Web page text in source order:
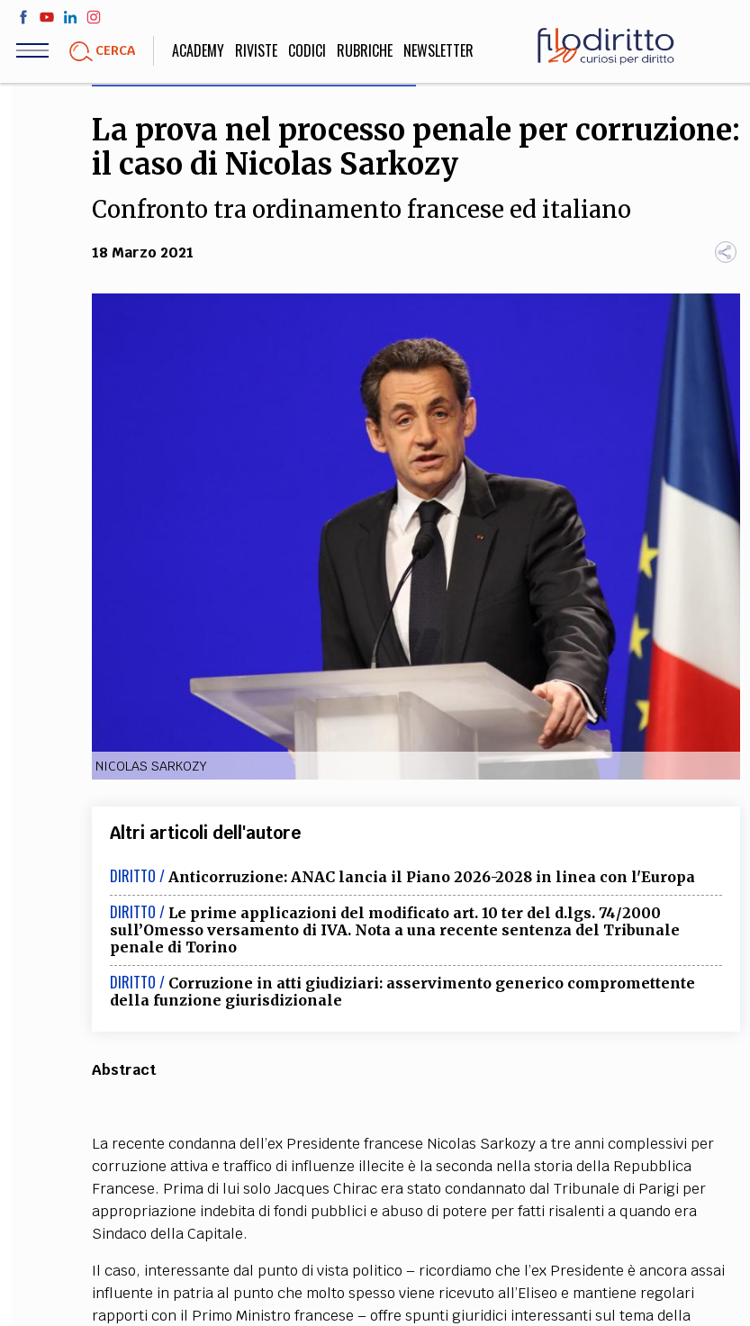
Salta
contenuto
CERCA ACADEMY RIVISTE CODICI RUBRICHE NEWSLETTER
LIFE STYLE
Sport, Cucina, Viaggi,
SOCIETÀ
Politica, Attualità,
STORIA E FILOSOFIA INNOVAZIONE
Scienze informatiche,
Architettura, Ingegneria
FILODIRITTO REDAZIONE COMITATO SCIENTIFICO CURATORI
CODICI RUBRICHE LIBRI PROCEEDINGS PUBBLICITÀ
SOCIAL MEDIA
La prova nel processo penale per corruzione:
il caso di Nicolas Sarkozy
Confronto tra ordinamento francese ed italiano
18 Marzo 2021
NICOLAS SARKOZY
Altri articoli dell'autore
DIRITTO / Anticorruzione: ANAC lancia il Piano 2026-2028 in linea con l'Europa
DIRITTO / Le prime applicazioni del modificato art. 10 ter del d.lgs. 74/2000
sull’Omesso versamento di IVA. Nota a una recente sentenza del Tribunale
penale di Torino
DIRITTO / Corruzione in atti giudiziari: asservimento generico compromettente
della funzione giurisdizionale
Abstract
La recente condanna dell’ex Presidente francese Nicolas Sarkozy a tre anni complessivi per
corruzione attiva e traffico di influenze illecite è la seconda nella storia della Repubblica
Francese. Prima di lui solo Jacques Chirac era stato condannato dal Tribunale di Parigi per
appropriazione indebita di fondi pubblici e abuso di potere per fatti risalenti a quando era
Sindaco della Capitale.
Il caso, interessante dal punto di vista politico – ricordiamo che l’ex Presidente è ancora assai
influente in patria al punto che molto spesso viene ricevuto all’Eliseo e mantiene regolari
rapporti con il Primo Ministro francese – offre spunti giuridici interessanti sul tema della